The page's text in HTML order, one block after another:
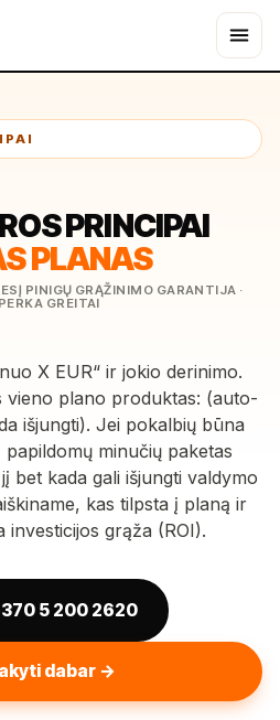
PRINCIPAI
PLANAS
PINIGŲ GRĄŽINIMO GARANTIJA ·
GREITAI
X EUR“ ir jokio derinimo.
plano produktas: (auto-
išjungti). Jei pokalbių būna
minučių paketas
bet kada gali išjungti valdymo
kas tilpsta į planą ir
investicijos grąža (ROI).
5 200 2620
dabar →